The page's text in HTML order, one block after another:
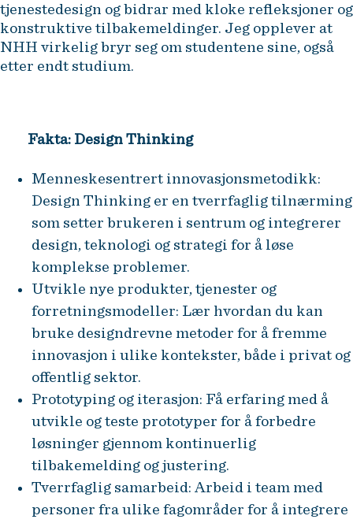
tjenestedesign og bidrar med kloke refleksjoner og
konstruktive tilbakemeldinger. Jeg opplever at
NHH virkelig bryr seg om studentene sine, også
etter endt studium.
Fakta: Design Thinking
Menneskesentrert innovasjonsmetodikk:
Design Thinking er en tverrfaglig tilnærming
som setter brukeren i sentrum og integrerer
design, teknologi og strategi for å løse
komplekse problemer.
Utvikle nye produkter, tjenester og
forretningsmodeller: Lær hvordan du kan
bruke designdrevne metoder for å fremme
innovasjon i ulike kontekster, både i privat og
offentlig sektor.
Prototyping og iterasjon: Få erfaring med å
utvikle og teste prototyper for å forbedre
løsninger gjennom kontinuerlig
tilbakemelding og justering.
Tverrfaglig samarbeid: Arbeid i team med
personer fra ulike fagområder for å integrere